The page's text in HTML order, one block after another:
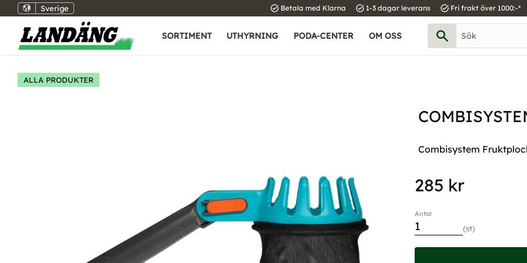
Sverige task_alt Betala med Klarna task_alt 1-3 dagar leverans task_alt Fri frakt över 1000:-*
SORTIMENT UTHYRNING PODA-CENTER OM OSS
ALLA PRODUKTER
Combisystem
285 kr
Antal
st